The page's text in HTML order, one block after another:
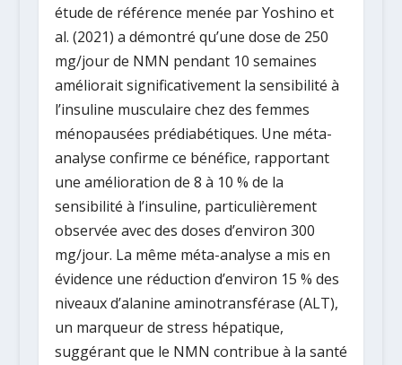
étude de référence menée par Yoshino et
al. (2021) a démontré qu’une dose de 250
mg/jourde NMN pendant 10 semaines
améliorait significativement la sensibilité à
l’insuline musculaire chez des femmes
ménopausées prédiabétiques. Une méta-
analyse confirme ce bénéfice, rapportant
une amélioration de 8 à 10 % de la
sensibilité à l’insuline, particulièrement
observée avec des doses d’environ 300
mg/jour. La même méta-analyse a mis en
évidence une réduction d’environ 15 % des
niveaux d’alanine aminotransférase (ALT),
un marqueur de stress hépatique,
suggérant que le NMN contribue à la santé